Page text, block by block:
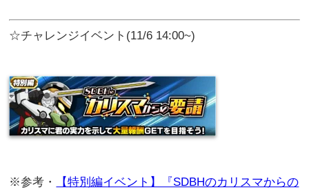
☆チャレンジイベント(11/6 14:00~)
※参考・
【特別編イベント】『SDBHのカリスマからの